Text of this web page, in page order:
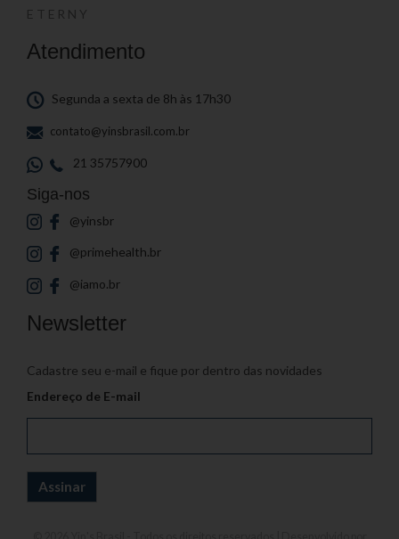
ETERNY
Atendimento
Segunda a sexta de 8h às 17h30
contato@yinsbrasil.com.br
21 35757900
Siga-nos
@yinsbr
@primehealth.br
@iamo.br
Newsletter
Cadastre seu e-mail e fique por dentro das novidades
Endereço de E-mail